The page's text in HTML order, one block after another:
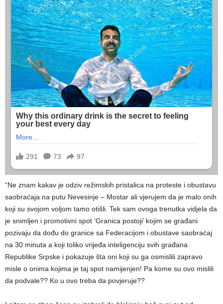
“Ne znam kakav je odziv režimskih pristalica na proteste i obustavu
saobraćaja na putu Nevesinje – Mostar ali vjerujem da je malo onih
koji su svojom voljom tamo otišli. Tek sam ovoga trenutka vidjela da
je snimljen i promotivni spot ‘Granica postoji’ kojim se građani
pozivaju da dođu do granice sa Federacijom i obustave saobraćaj
na 30 minuta a koji toliko vrijeđa inteligenciju svih građana
Republike Srpske i pokazuje šta oni koji su ga osmislili zapravo
misle o onima kojima je taj spot namijenjen! Pa kome su ovo mislili
da podvale?? Ko u ovo treba da povjeruje??